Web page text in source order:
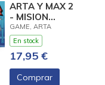
ARTA Y MAX 2
- MISION
IMPOSIBLE
GAME, ARTA
En stock
17,95 €
Comprar